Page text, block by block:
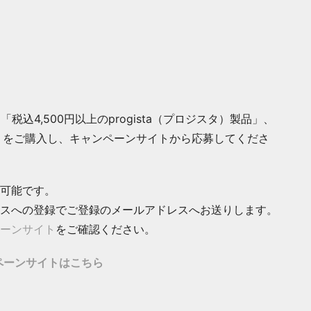
税込4,500円以上のprogista（プロジスタ）製品」、
ご購入し、キャンペーンサイトから応募してくださ
能です。
の登録でご登録のメールアドレスへお送りします。
ンサイト をご確認ください。
ンサイトはこちら